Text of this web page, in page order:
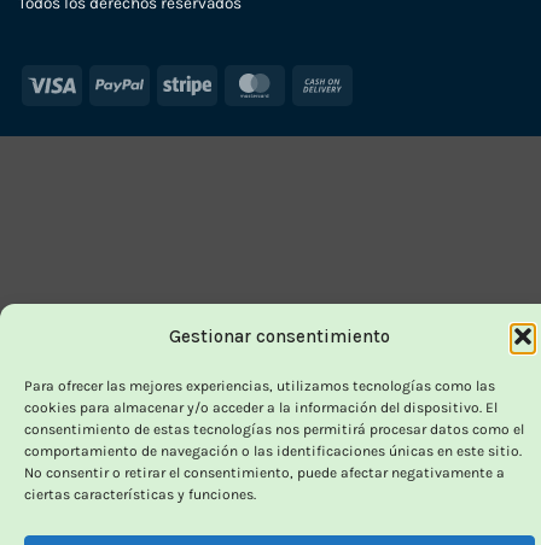
Gestionar consentimiento
Para ofrecer las mejores experiencias, utilizamos tecnologías como las
cookies para almacenar y/o acceder a la información del dispositivo. El
consentimiento de estas tecnologías nos permitirá procesar datos como el
comportamiento de navegación o las identificaciones únicas en este sitio.
No consentir o retirar el consentimiento, puede afectar negativamente a
ciertas características y funciones.
Visa PayPal Stripe MasterCard